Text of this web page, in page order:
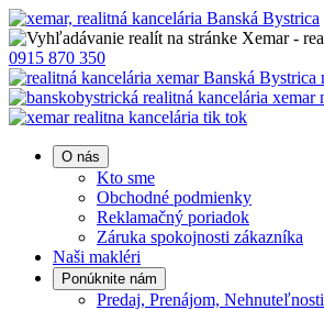
0915 870 350
O nás
Kto sme
Obchodné podmienky
Reklamačný poriadok
Záruka spokojnosti zákazníka
Naši makléri
Ponúknite nám
Predaj, Prenájom, Nehnuteľnosti